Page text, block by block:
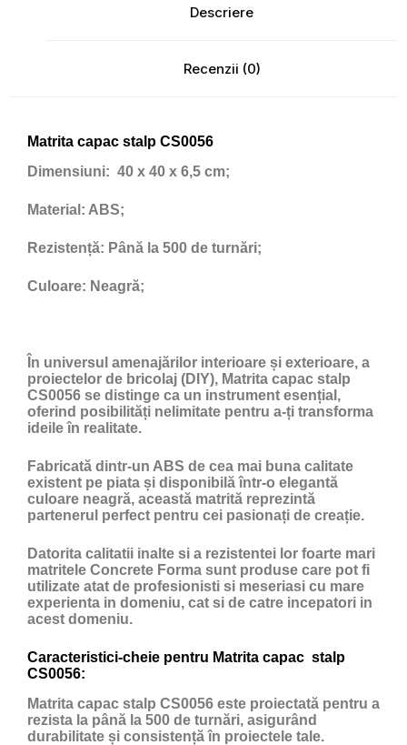
Descriere
Recenzii (0)
Matrita capac stalp CS0056
Dimensiuni: 40 x 40 x 6,5 cm;
Material: ABS;
Rezistență: Până la 500 de turnări;
Culoare: Neagră;
În universul amenajărilor interioare și exterioare, a
proiectelor de bricolaj (DIY), Matrita capac stalp
CS0056 se distinge ca un instrument esențial,
oferind posibilități nelimitate pentru a-ți transforma
ideile în realitate.
Fabricată dintr-un ABS de cea mai buna calitate
existent pe piata și disponibilă într-o elegantă
culoare neagră, această matrită reprezintă
partenerul perfect pentru cei pasionați de creație.
Datorita calitatii inalte si a rezistentei lor foarte mari
matritele Concrete Forma sunt produse care pot fi
utilizate atat de profesionisti si meseriasi cu mare
experienta in domeniu, cat si de catre incepatori in
acest domeniu.
Caracteristici-cheie pentru Matrita capac stalp
CS0056:
Matrita capac stalp CS0056 este proiectată pentru a
rezista la până la 500 de turnări, asigurând
durabilitate și consistență în proiectele tale.